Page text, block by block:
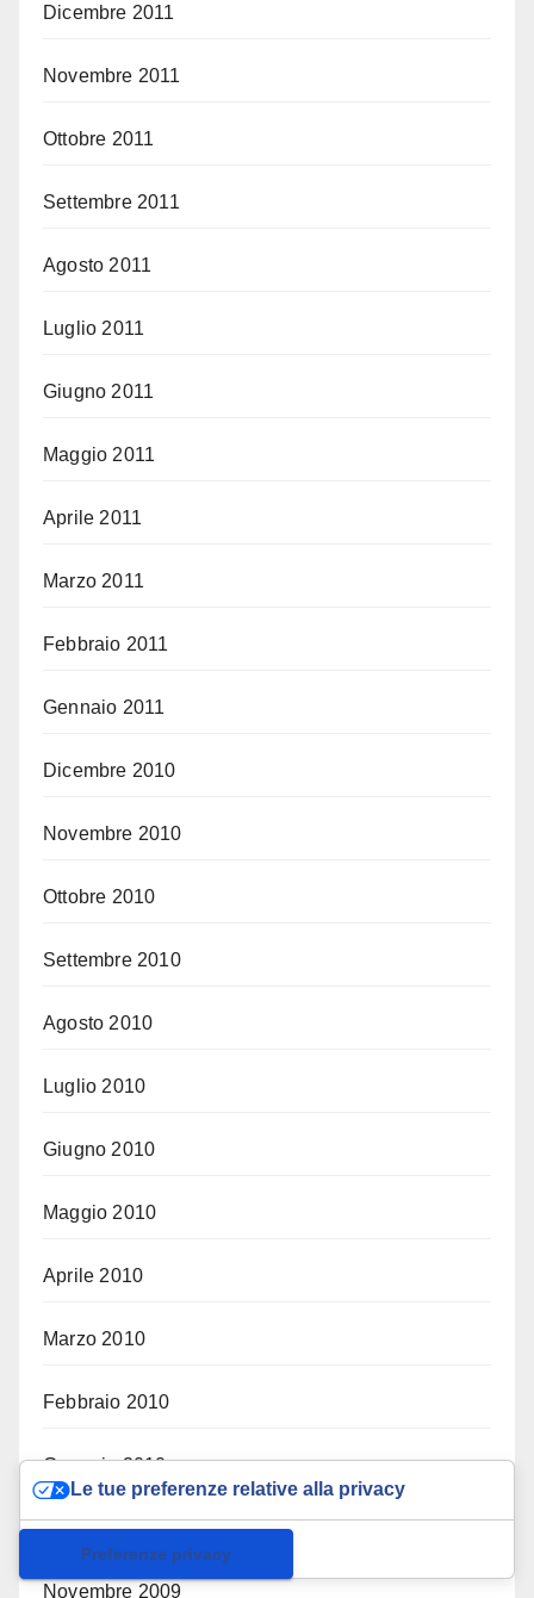
Dicembre 2011
Novembre 2011
Ottobre 2011
Settembre 2011
Agosto 2011
Luglio 2011
Giugno 2011
Maggio 2011
Aprile 2011
Marzo 2011
Febbraio 2011
Gennaio 2011
Dicembre 2010
Novembre 2010
Ottobre 2010
Settembre 2010
Agosto 2010
Luglio 2010
Giugno 2010
Maggio 2010
Aprile 2010
Marzo 2010
Febbraio 2010
Gennaio 2010
Dicembre 2009
Novembre 2009
Le tue preferenze relative alla privacy
Informativa sulla raccolta